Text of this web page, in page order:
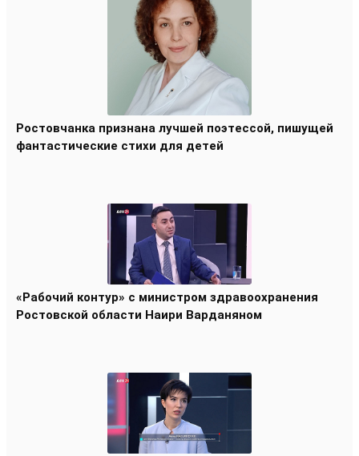
Ростовчанка признана лучшей поэтессой, пишущей
фантастические стихи для детей
«Рабочий контур» с министром здравоохранения
Ростовской области Наири Варданяном